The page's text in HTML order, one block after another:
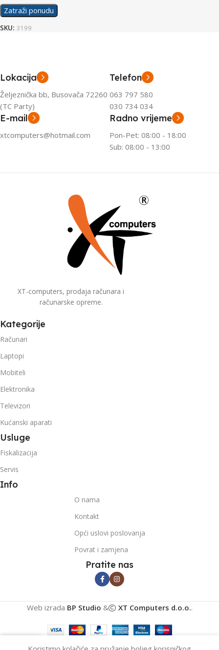
Zatraži ponudu
SKU: 3199
Lokacija
Željeznička bb, Busovača 72260
(TC Party)
Telefon
063 797 580
030 734 034
E-mail
xtcomputers@hotmail.com
Radno vrijeme
Pon-Pet: 08:00 - 18:00
Sub: 08:00 - 13:00
XT-computers, prodaja računara i
računarske opreme.
Kategorije
Računari
Laptopi
Mobiteli
Elektronika
Televizori
Kućanski aparati
Usluge
Fiskalizacija
Servis
Info
O nama
Kontakt
Opći uslovi poslovanja
Povrat i zamjena
Pratite nas
Web izrada BP Studio & XT Computers d.o.o..